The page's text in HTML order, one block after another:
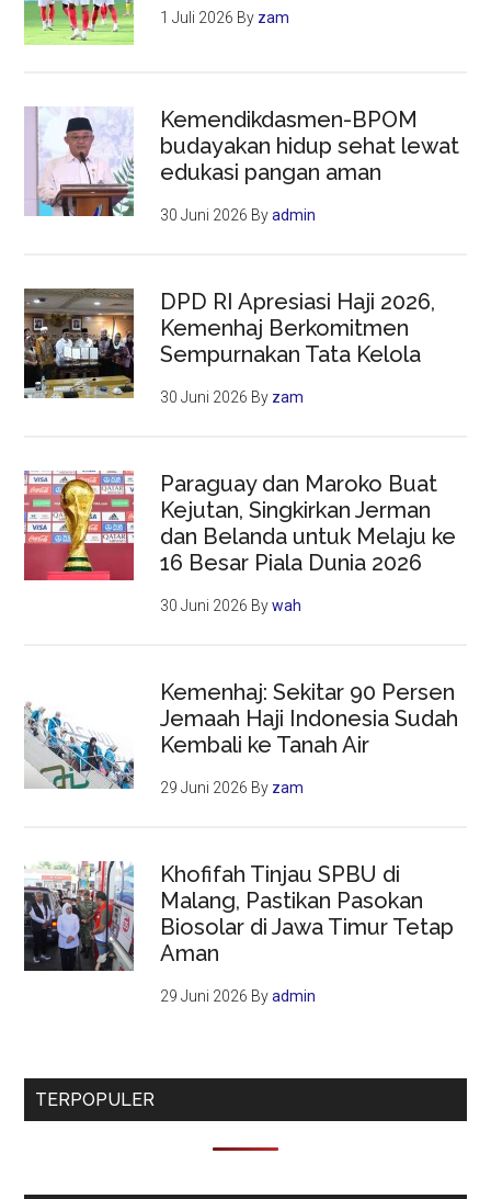
1 Juli 2026 By zam
Kemendikdasmen-BPOM
budayakan hidup sehat lewat
edukasi pangan aman
30 Juni 2026 Byadmin
DPD RI Apresiasi Haji 2026,
Kemenhaj Berkomitmen
Sempurnakan Tata Kelola
30 Juni 2026 By zam
Paraguay dan Maroko Buat
Kejutan, Singkirkan Jerman
dan Belanda untuk Melaju ke
16 Besar Piala Dunia 2026
30 Juni 2026 Bywah
Kemenhaj: Sekitar 90 Persen
Jemaah Haji Indonesia Sudah
Kembali ke Tanah Air
29 Juni 2026 By zam
Khofifah Tinjau SPBU di
Malang, Pastikan Pasokan
Biosolar di Jawa Timur Tetap
Aman
29 Juni 2026 Byadmin
TERPOPULER